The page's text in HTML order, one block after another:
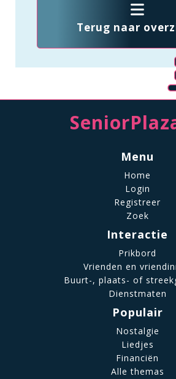
Terug naar
Menu
Home
Login
Registreer
Zoek
Interactie
Prikbord
Vrienden en
Buurt-, plaats- of
Dienstmaten
Populair
Nostalgie
Liedjes
Financiën
Alle themas